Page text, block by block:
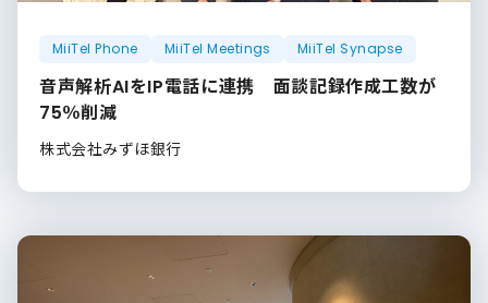
MiiTel Phone MiiTel Meetings MiiTel Synapse
音声解析AIをIP電話に連携 面談記録作成工数が
75％削減
株式会社みずほ銀行